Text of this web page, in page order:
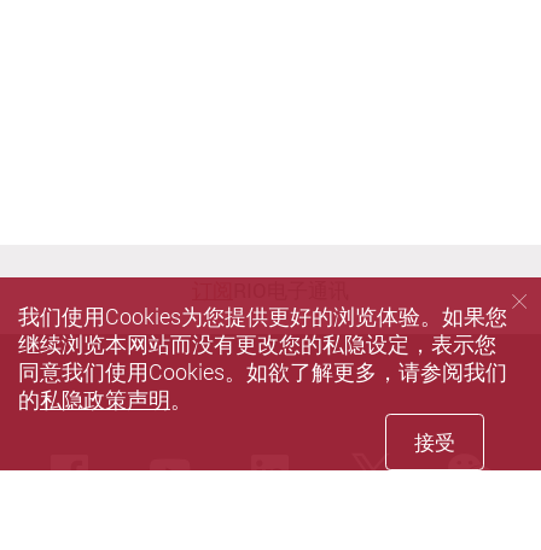
FacebookYoutubeLinkedInTwitter
我们使用Cookies为您提供更好的浏览体验。如果您
继续浏览本网站而没有更改您的私隐设定，表示您
同意我们使用Cookies。如欲了解更多，请参阅我们
的私隐政策声明。
接受